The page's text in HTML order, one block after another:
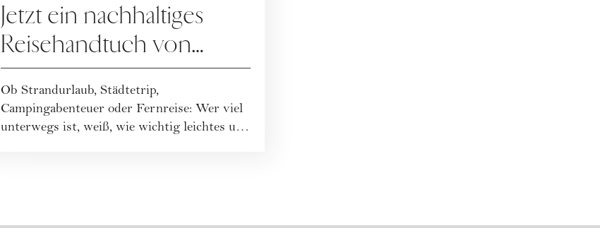
Jetzt ein nachhaltiges
Reisehandtuch von
Buvanha gewinnen
Ob Strandurlaub, Städtetrip,
Campingabenteuer oder Fernreise: Wer viel
unterwegs ist, weiß, wie wichtig leichtes und